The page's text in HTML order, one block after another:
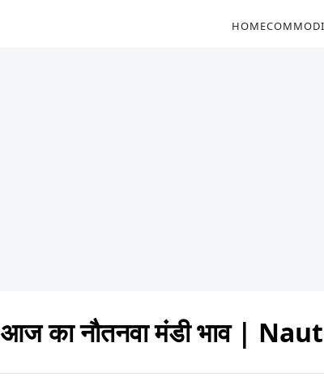
HOME
आज का नौतनवा मंडी भाव |